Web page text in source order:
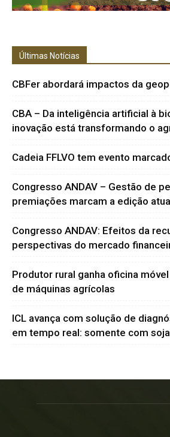
Últimas Notícias
CBFer abordará impactos da
CBA – Da inteligência artificial à
inovação está transformando o
Cadeia FFLVO tem evento
Congresso ANDAV – Gestão de
premiações marcam a edição
Congresso ANDAV: Efeitos da
perspectivas do mercado
Produtor rural ganha oficina
de máquinas agrícolas
ICL avança com solução de
em tempo real: somente com